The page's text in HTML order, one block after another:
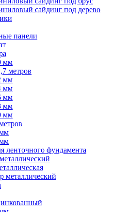
сайдинг под дерево
панели
мм
метров
мм
мм
мм
мм
мм
ленточного фундамента
металлический